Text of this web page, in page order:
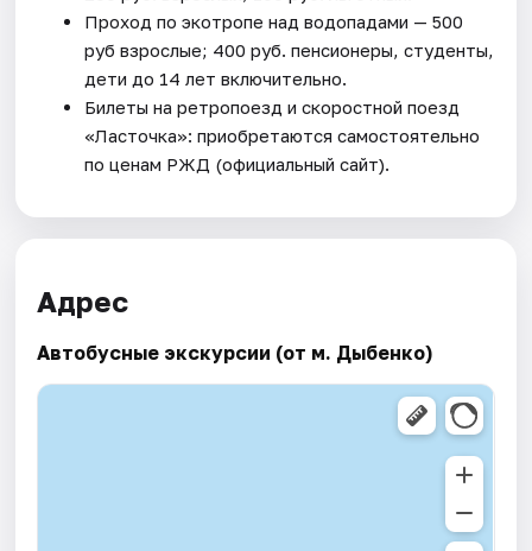
Проход по экотропе над водопадами — 500
руб взрослые; 400 руб. пенсионеры, студенты,
дети до 14 лет включительно.
Билеты на ретропоезд и скоростной поезд
«Ласточка»: приобретаются самостоятельно
по ценам РЖД (официальный сайт).
Адрес
Автобусные экскурсии (от м. Дыбенко)